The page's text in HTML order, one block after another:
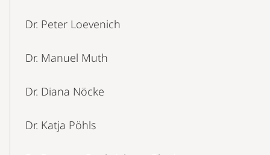
Dr. Peter Loevenich
Dr. Manuel Muth
Dr. Diana Nöcke
Dr. Katja Pöhls